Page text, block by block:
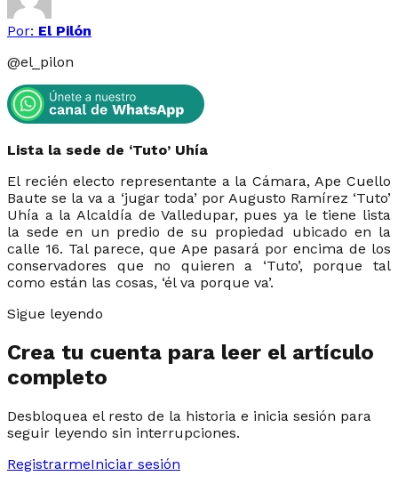
Por: El Pilón
@el_pilon
Lista la sede de ‘Tuto’ Uhía
El recién electo representante a la Cámara, Ape Cuello
Baute se la va a ‘jugar toda’ por Augusto Ramírez ‘Tuto’
Uhía a la Alcaldía de Valledupar, pues ya le tiene lista
la sede en un predio de su propiedad ubicado en la
calle 16. Tal parece, que Ape pasará por encima de los
conservadores que no quieren a ‘Tuto’, porque tal
como están las cosas, ‘él va porque va’.
Sigue leyendo
Crea tu cuenta para leer el artículo
completo
Desbloquea el resto de la historia e inicia sesión para
seguir leyendo sin interrupciones.
RegistrarmeIniciar sesión